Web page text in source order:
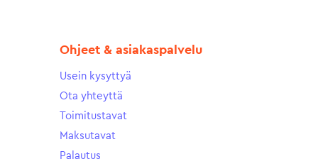
Ohjeet & asiakaspalvelu
Usein kysyttyä
Ota yhteyttä
Toimitustavat
Maksutavat
Palautus